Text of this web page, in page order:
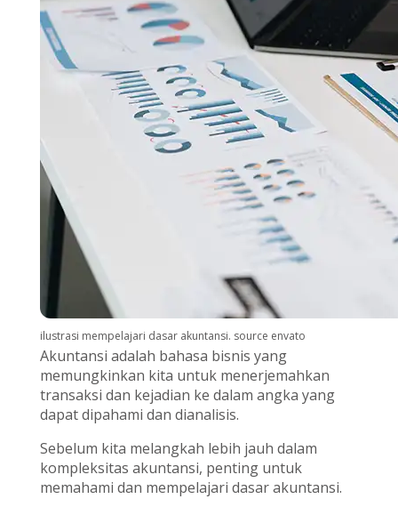
ilustrasi mempelajari dasar akuntansi. source envato
Akuntansi adalah bahasa bisnis yang
memungkinkan kita untuk menerjemahkan
transaksi dan kejadian ke dalam angka yang
dapat dipahami dan dianalisis.
Sebelum kita melangkah lebih jauh dalam
kompleksitas akuntansi, penting untuk
memahami dan mempelajari dasar akuntansi.